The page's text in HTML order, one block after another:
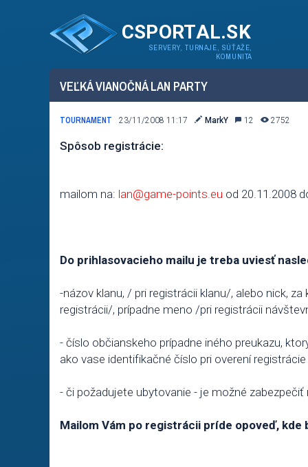
CSPORTAL.SK
SERVERY, TURNAJE, SÚŤAŽE,
KOMUNITA
VEĽKÁ VIANOČNÁ LAN PARTY
TOURNAMENT 23/11/2008 11:17 MarkY 12 2752
Spôsob registrácie:
mailom na: lan@game-points.eu od 20.11.2008
Do prihlasovacieho mailu je treba uviesť
-názov klanu, / pri registrácii klanu/, alebo nick,
registrácii/, prípadne meno /pri registrácii
- číslo občianskeho prípadne iného preukazu,
ako vase identifikačné číslo pri overení registrácie
- či požadujete ubytovanie - je možné
Mailom Vám po registrácii príde opoveď, kde